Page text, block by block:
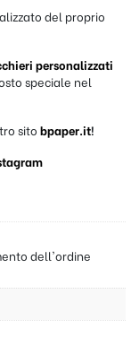
del proprio
personalizzati
speciale nel
sito bpaper.it!
dell'ordine